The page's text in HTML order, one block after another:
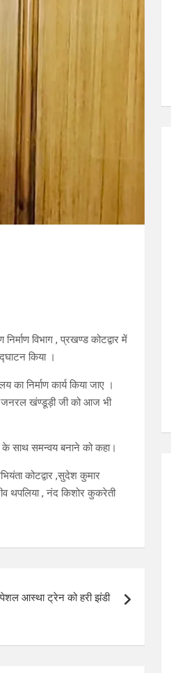
विभाग , प्रखण्ड कोटद्वार में
किया ।
निर्माण कार्य किया जाए ।
जनरल खंण्डूड़ी जी को आज भी
के साथ समन्वय बनाने को कहा।
कोटद्वार ,सुदेश कुमार
थपलिया , नंद किशोर कुकरेती
आस्था ट्रेन को हरी झंडी